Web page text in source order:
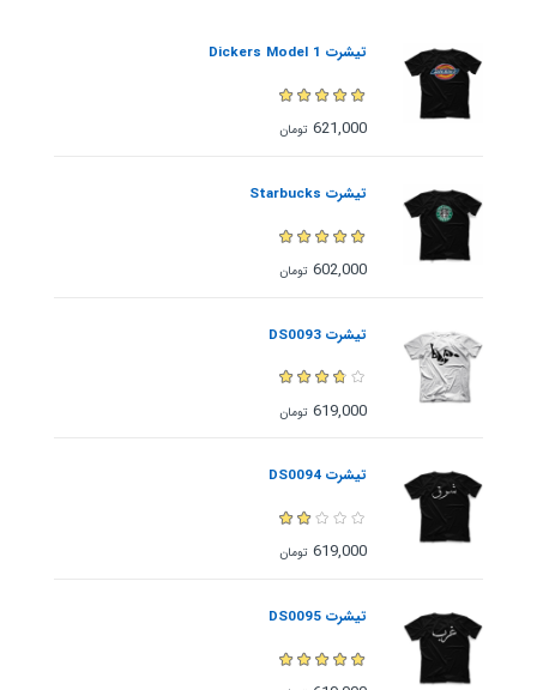
تیشرت Dickers Model 1
621,000 تومان
تیشرت Starbucks
602,000 تومان
تیشرت DS0093
619,000 تومان
تیشرت DS0094
619,000 تومان
تیشرت DS0095